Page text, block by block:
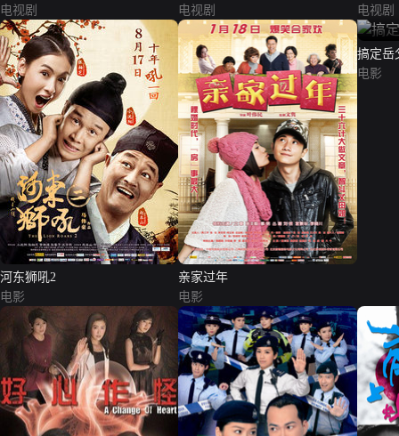
电视剧
电视剧
电视剧
河东狮吼2
电影
亲家过年
电影
搞定岳
电影